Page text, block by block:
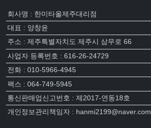
회사명 : 한미타올제주대리점
대표 : 양창윤
주소 : 제주특별자치도 제주시 삼무로 66
사업자 등록번호 : 616-26-24729
전화 : 010-5966-4945
팩스 : 064-749-5945
통신판매업신고번호 : 제2017-연동18호
개인정보관리책임자 : hanmi2199@naver.com